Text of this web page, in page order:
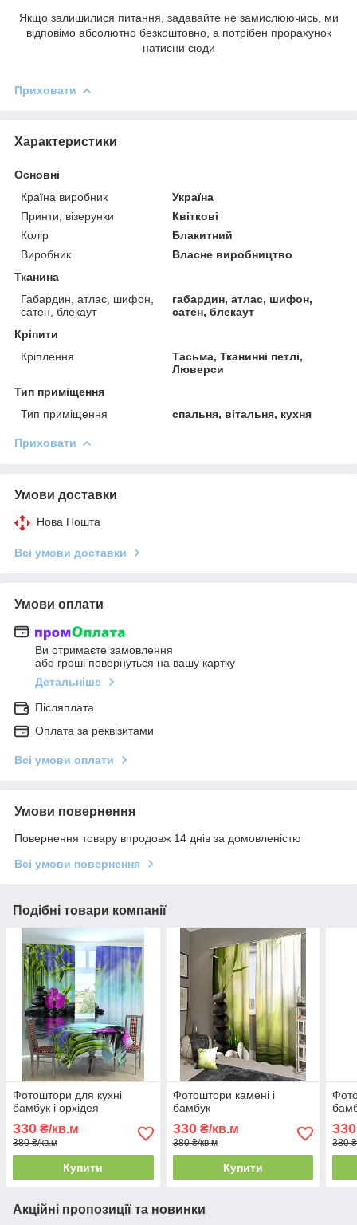
Якщо залишилися питання, задавайте не замислюючись, ми
відповімо абсолютно безкоштовно, а потрібен прорахунок
натисни сюди
Приховати
Характеристики
Основні
Країна виробник
Україна
Принти, візерунки
Квіткові
Колір
Блакитний
Виробник
Власне виробництво
Тканина
Габардин, атлас, шифон,
сатен, блекаут
габардин, атлас, шифон,
сатен, блекаут
Кріпити
Кріплення
Тасьма, Тканинні петлі,
Люверси
Тип приміщення
Тип приміщення
спальня, вітальня, кухня
Приховати
Умови доставки
Нова Пошта
Всі умови доставки
Умови оплати
Ви отримаєте замовлення
або гроші повернуться на вашу картку
Детальніше
Післяплата
Оплата за реквізитами
Всі умови оплати
Умови повернення
Повернення товару впродовж 14 днів за домовленістю
Всі умови повернення
Подібні товари компанії
Фотоштори для кухні
бамбук і орхідея
330 ₴/кв.м
380 ₴/кв.м
Купити
Фотоштори камені і
бамбук
330₴/кв.м
380 ₴/кв.м
Купити
330
380
Акційні пропозиції та новинки